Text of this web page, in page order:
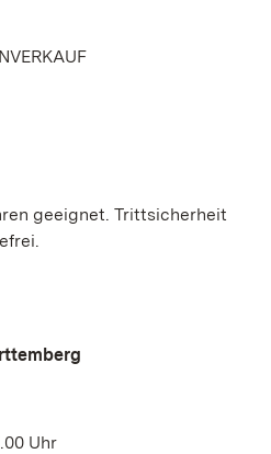
geeignet. Trittsicherheit
Uhr